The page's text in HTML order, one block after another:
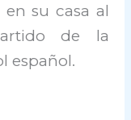
su casa al
de la
español.